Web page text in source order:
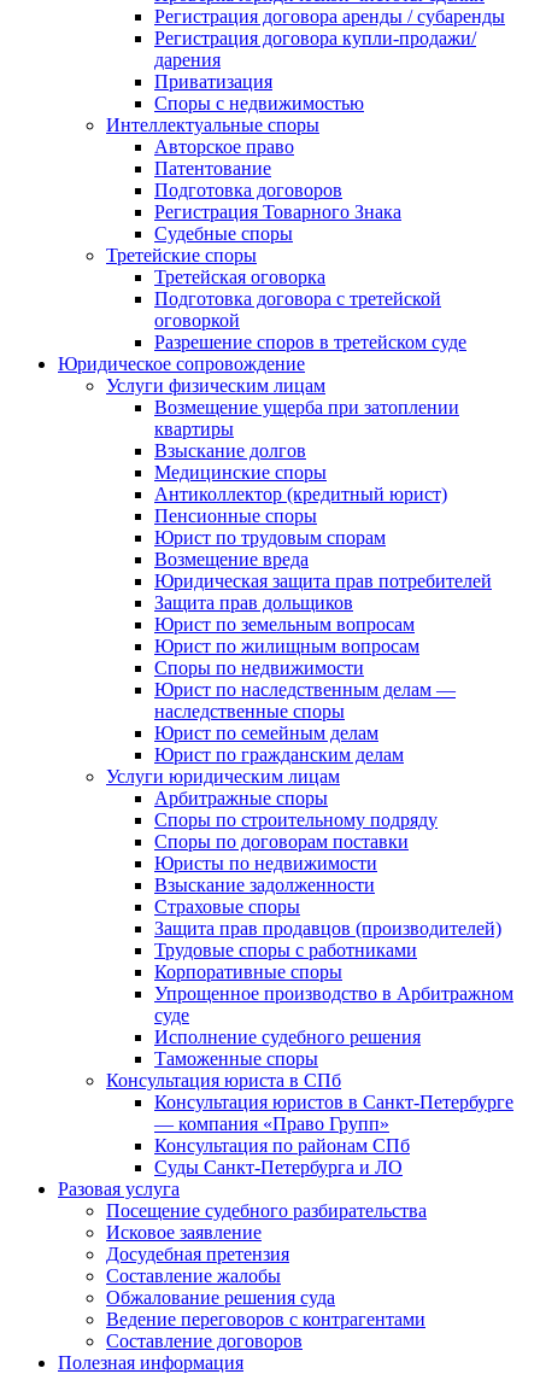
Регистрация договора аренды / субаренды
Регистрация договора купли-продажи/
дарения
Приватизация
Cпоры с недвижимостью
Интеллектуальные споры
Авторское право
Патентование
Подготовка договоров
Регистрация Товарного Знака
Судебные споры
Третейские споры
Третейская оговорка
Подготовка договора с третейской
оговоркой
Разрешение споров в третейском суде
Юридическое сопровождение
Услуги физическим лицам
Возмещение ущерба при затоплении
квартиры
Взыскание долгов
Медицинские споры
Антиколлектор (кредитный юрист)
Пенсионные споры
Юрист по трудовым спорам
Возмещение вреда
Юридическая защита прав потребителей
Защита прав дольщиков
Юрист по земельным вопросам
Юрист по жилищным вопросам
Споры по недвижимости
Юрист по наследственным делам —
наследственные споры
Юрист по семейным делам
Юрист по гражданским делам
Услуги юридическим лицам
Арбитражные споры
Споры по строительному подряду
Споры по договорам поставки
Юристы по недвижимости
Взыскание задолженности
Страховые споры
Защита прав продавцов (производителей)
Трудовые споры с работниками
Корпоративные споры
Упрощенное производство в Арбитражном
суде
Исполнение судебного решения
Таможенные споры
Консультация юриста в СПб
Консультация юристов в Санкт-Петербурге
— компания «Право Групп»
Консультация по районам СПб
Суды Санкт-Петербурга и ЛО
Разовая услуга
Посещение судебного разбирательства
Исковое заявление
Досудебная претензия
Составление жалобы
Обжалование решения суда
Ведение переговоров с контрагентами
Составление договоров
Полезная информация